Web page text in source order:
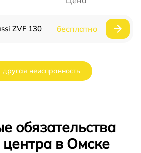
ZVF 130 бесплатно
другая неисправность
обязательства
центра в Омске